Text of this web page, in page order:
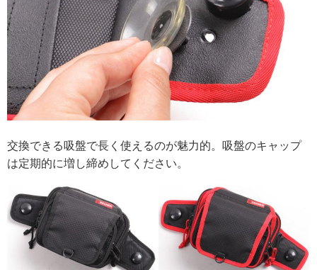
交換できる吸盤で長く使えるのが魅力的。吸盤のキャップ
は定期的に増し締めしてください。